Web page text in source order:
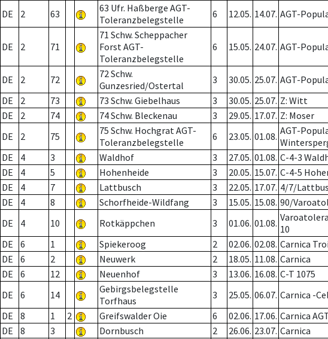
DE 2 63
63 Ufr. Haßberge AGT-
Toleranzbelegstelle
6 12.05. 14.07. AGT-
DE 2 71
71 Schw. Scheppacher
Forst AGT-
Toleranzbelegstelle
6 15.05. 24.07. AGT-
DE 2 72
72 Schw.
Gunzesried/Ostertal
3 30.05. 25.07. AGT-
DE
2 73 73 Schw. Giebelhaus 3 30.05. 25.07. Z: Witt
DE
2 74 74 Schw. Bleckenau 3 29.05. 17.07. Z: Moser
DE
2 75
75 Schw. Hochgrat AGT-
Toleranzbelegstelle
6 23.05. 01.08. AGT-
DE
4 3 Waldhof 3 27.05. 01.08. C-4-3
DE
4 5 Hohenheide 3 20.05. 15.07. C-4-5
DE
4 7 Lattbusch 3 22.05. 17.07. 4/7/
DE
4 8 Schorfheide-Wildfang 3 15.05. 15.08. 90/
DE
4 10 Rotkäppchen 3 01.06. 01.08. 10
DE
6 1 Spiekeroog 2 02.06. 02.08. Carnica
DE
6 2 Neuwerk 2 18.05. 11.08. Carnica
DE
6 12 Neuenhof 3 13.06. 16.08. C-T 1075
DE
6 14
Gebirgsbelegstelle
Torfhaus
3 25.05. 06.07. Carnica -
DE
8 1 2 Greifswalder Oie 6 02.06. 17.06. Carnica
DE
8 3 Dornbusch 2 26.06. 23.07. Carnica